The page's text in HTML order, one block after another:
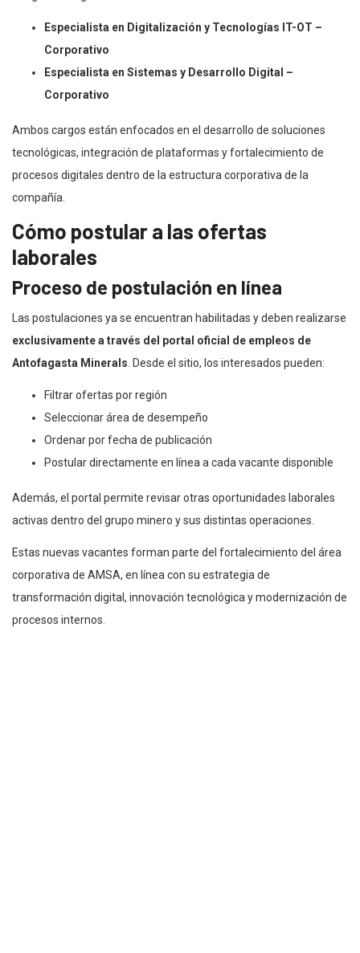
Especialista en Digitalización y Tecnologías IT-OT –
Corporativo
Especialista en Sistemas y Desarrollo Digital –
Corporativo
Ambos cargos están enfocados en el desarrollo de soluciones
tecnológicas, integración de plataformas y fortalecimiento de
procesos digitales dentro de la estructura corporativa de la
compañía.
Cómo postular a las ofertas
laborales
Proceso de postulación en línea
Las postulaciones ya se encuentran habilitadas y deben realizarse
exclusivamente a través del portal oficial de empleos de
Antofagasta Minerals. Desde el sitio, los interesados pueden:
Filtrar ofertas por región
Seleccionar área de desempeño
Ordenar por fecha de publicación
Postular directamente en línea a cada vacante disponible
Además, el portal permite revisar otras oportunidades laborales
activas dentro del grupo minero y sus distintas operaciones.
Estas nuevas vacantes forman parte del fortalecimiento del área
corporativa de AMSA, en línea con su estrategia de
transformación digital, innovación tecnológica y modernización de
procesos internos.